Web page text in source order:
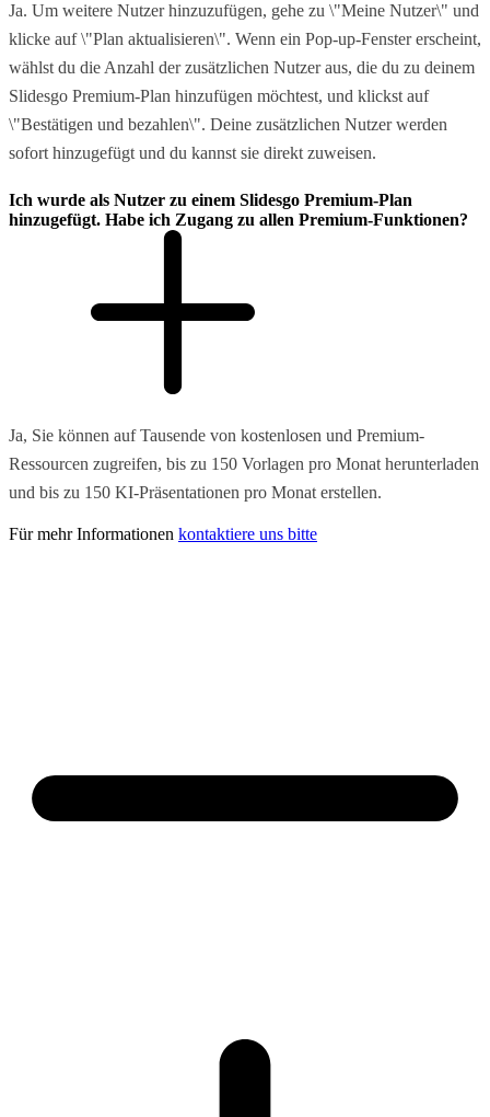
Ja. Um weitere Nutzer hinzuzufügen, gehe zu \"Meine Nutzer\" und
klicke auf \"Plan aktualisieren\". Wenn ein Pop-up-Fenster erscheint,
wählst du die Anzahl der zusätzlichen Nutzer aus, die du zu deinem
Slidesgo Premium-Plan hinzufügen möchtest, und klickst auf
\"Bestätigen und bezahlen\". Deine zusätzlichen Nutzer werden
sofort hinzugefügt und du kannst sie direkt zuweisen.
Ich wurde als Nutzer zu einem Slidesgo Premium-Plan
hinzugefügt. Habe ich Zugang zu allen Premium-Funktionen?
Ja, Sie können auf Tausende von kostenlosen und Premium-
Ressourcen zugreifen, bis zu 150 Vorlagen pro Monat herunterladen
und bis zu 150 KI-Präsentationen pro Monat erstellen.
Für mehr Informationen kontaktiere uns bitte